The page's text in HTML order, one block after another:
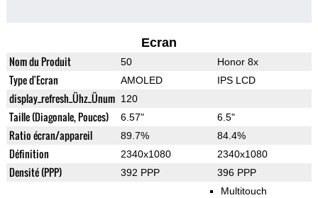
Ecran
Nom du Produit 50 Honor 8x
Type d'Ecran AMOLED IPS LCD
display_refresh_Ühz_Ünum 120
Taille (Diagonale, Pouces) 6.57" 6.5"
Ratio écran/appareil 89.7% 84.4%
Définition 2340x1080 2340x1080
Densité (PPP) 392 PPP 396 PPP
Multitouch